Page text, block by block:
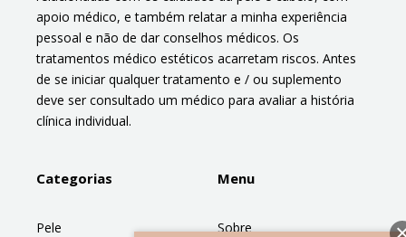
apoio médico, e também relatar a minha experiência
pessoal e não de dar conselhos médicos. Os
tratamentos médico estéticos acarretam riscos. Antes
de se iniciar qualquer tratamento e / ou suplemento
deve ser consultado um médico para avaliar a história
clínica individual.
Categorias
Pele
Menu
Sobre